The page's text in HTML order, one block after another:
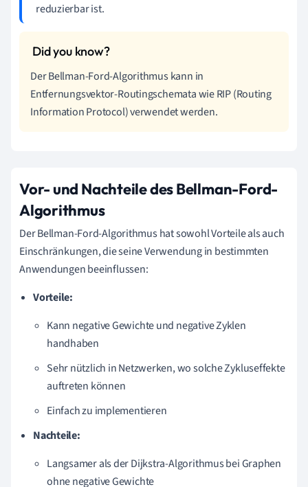
reduzierbar ist.
Der Bellman-Ford-Algorithmus kann in
Entfernungsvektor-Routingschemata wie RIP (Routing
Information Protocol) verwendet werden.
Vor- und Nachteile des Bellman-Ford-
Algorithmus
Der Bellman-Ford-Algorithmus hat sowohl Vorteile als auch
Einschränkungen, die seine Verwendung in bestimmten
Anwendungen beeinflussen:
Vorteile:
Kann negative Gewichte und negative Zyklen
handhaben
Sehr nützlich in Netzwerken, wo solche Zykluseffekte
auftreten können
Einfach zu implementieren
Nachteile:
Langsamer als der Dijkstra-Algorithmus bei Graphen
ohne negative Gewichte